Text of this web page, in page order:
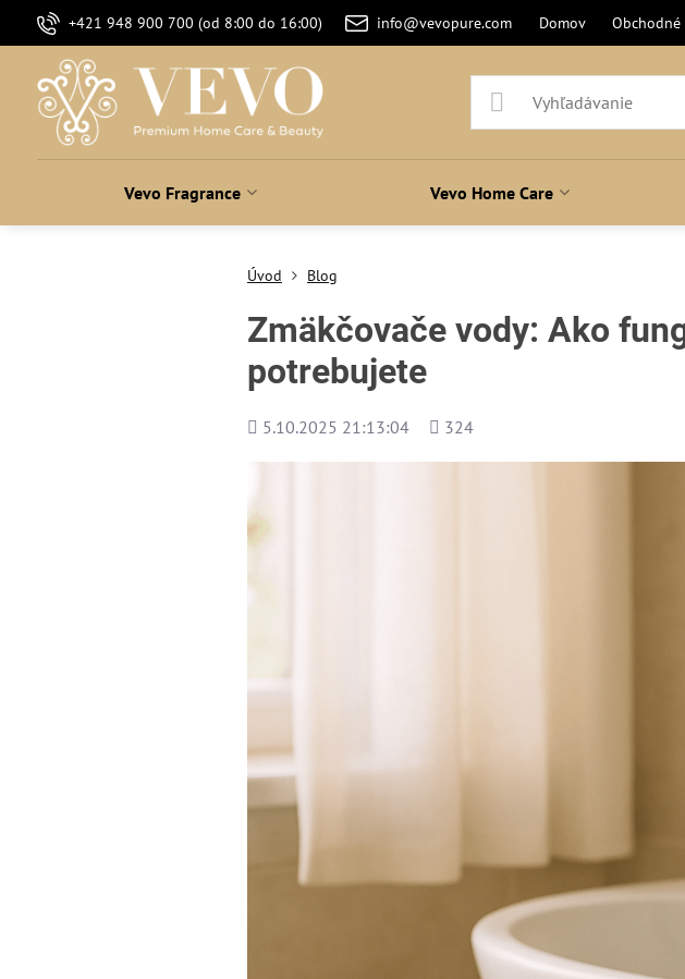
+421 948 900 700 (od 8:00 do 16:00) info@vevopure.com Domov
Vevo Fragrance Vevo Home Care
Úvod Blog
Zmäkčovače vody: Ako
potrebujete
Pridané
5.10.2025 21:13:04
Počet
324